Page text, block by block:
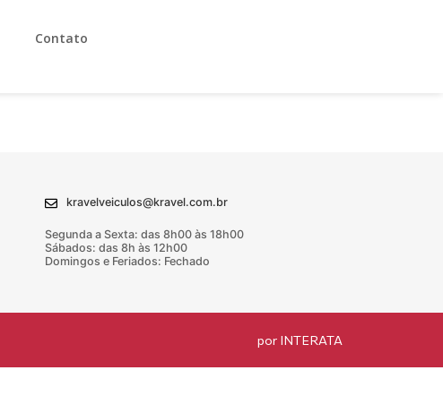
Contato
kravelveiculos@kravel.com.br
Segunda a Sexta: das 8h00 às 18h00
Sábados: das 8h às 12h00
Domingos e Feriados: Fechado
por INTERATA